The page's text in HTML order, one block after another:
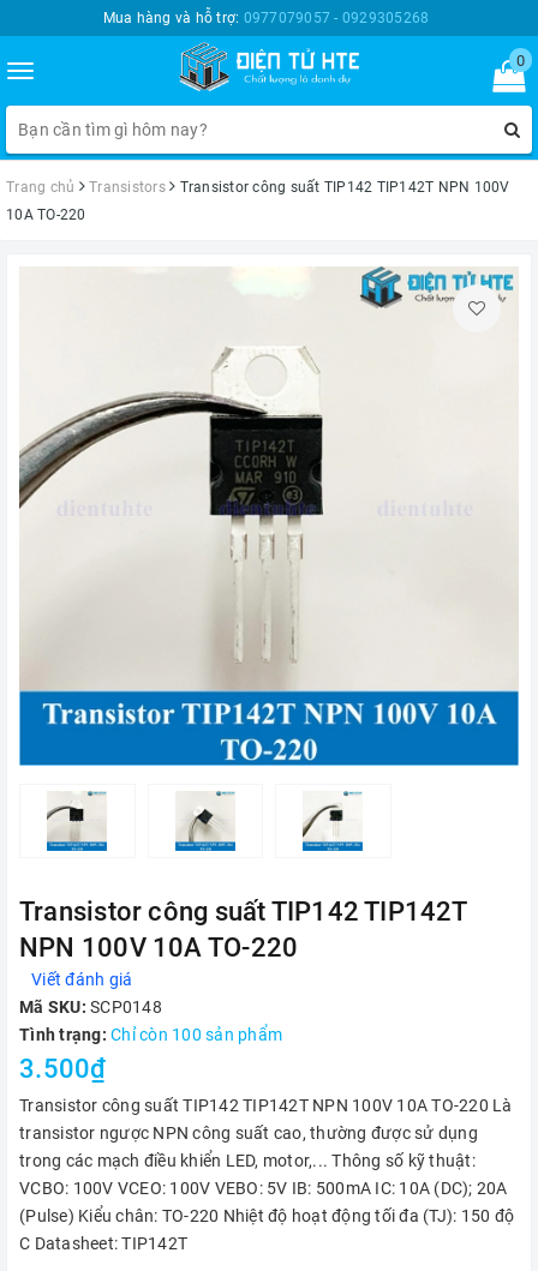
Mua hàng và hỗ trợ: 0977079057 - 0929305268
Toggle
navigation
0
Trang chủ Transistors
Transistor công suất TIP142 TIP142T NPN 100V
10A TO-220
Transistor công suất TIP142 TIP142T
NPN 100V 10A TO-220
Viết đánh giá
Mã SKU: SCP0148
Tình trạng: Chỉ còn 100 sản phẩm
3.500₫
Transistor công suất TIP142 TIP142T NPN 100V 10A TO-220 Là
transistor ngược NPN công suất cao, thường được sử dụng
trong các mạch điều khiển LED, motor,... Thông số kỹ thuật:
VCBO: 100V VCEO: 100V VEBO: 5V IB: 500mA IC: 10A (DC); 20A
(Pulse) Kiểu chân: TO-220 Nhiệt độ hoạt động tối đa (TJ): 150 độ
C Datasheet: TIP142T